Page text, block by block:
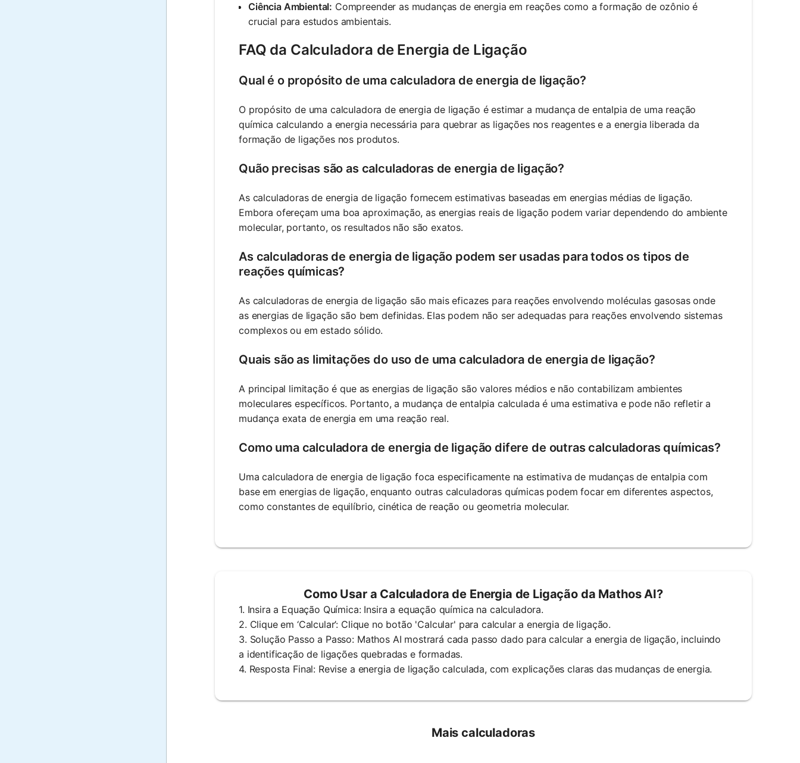
Ciência Ambiental: Compreender as mudanças de energia em reações como a formação de ozônio é
crucial para estudos ambientais.
FAQ da Calculadora de Energia de Ligação
Qual é o propósito de uma calculadora de energia de ligação?
O propósito de uma calculadora de energia de ligação é estimar a mudança de entalpia de uma reação
química calculando a energia necessária para quebrar as ligações nos reagentes e a energia liberada da
formação de ligações nos produtos.
Quão precisas são as calculadoras de energia de ligação?
As calculadoras de energia de ligação fornecem estimativas baseadas em energias médias de ligação.
Embora ofereçam uma boa aproximação, as energias reais de ligação podem variar dependendo do ambiente
molecular, portanto, os resultados não são exatos.
As calculadoras de energia de ligação podem ser usadas para todos os tipos de
reações químicas?
As calculadoras de energia de ligação são mais eficazes para reações envolvendo moléculas gasosas onde
as energias de ligação são bem definidas. Elas podem não ser adequadas para reações envolvendo sistemas
complexos ou em estado sólido.
Quais são as limitações do uso de uma calculadora de energia de ligação?
A principal limitação é que as energias de ligação são valores médios e não contabilizam ambientes
moleculares específicos. Portanto, a mudança de entalpia calculada é uma estimativa e pode não refletir a
mudança exata de energia em uma reação real.
Como uma calculadora de energia de ligação difere de outras calculadoras químicas?
Uma calculadora de energia de ligação foca especificamente na estimativa de mudanças de entalpia com
base em energias de ligação, enquanto outras calculadoras químicas podem focar em diferentes aspectos,
como constantes de equilíbrio, cinética de reação ou geometria molecular.
Como Usar a Calculadora de Energia de Ligação da Mathos AI?
1. Insira a Equação Química: Insira a equação química na calculadora.
2. Clique em ‘Calcular’: Clique no botão 'Calcular' para calcular a energia de ligação.
3. Solução Passo a Passo: Mathos AI mostrará cada passo dado para calcular a energia de ligação, incluindo
a identificação de ligações quebradas e formadas.
4. Resposta Final: Revise a energia de ligação calculada, com explicações claras das mudanças de energia.
Mais calculadoras